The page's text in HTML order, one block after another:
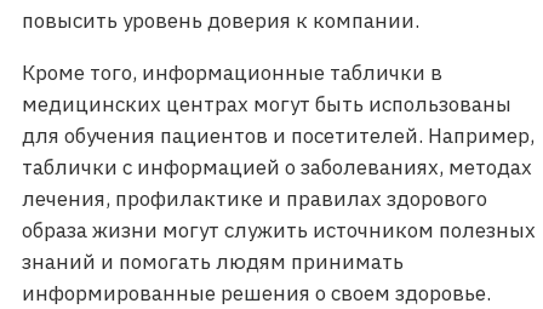
повысить уровень доверия к компании.
Кроме того, информационные таблички в
медицинских центрах могут быть использованы
для обучения пациентов и посетителей. Например,
таблички с информацией о заболеваниях, методах
лечения, профилактике и правилах здорового
образа жизни могут служить источником полезных
знаний и помогать людям принимать
информированные решения о своем здоровье.